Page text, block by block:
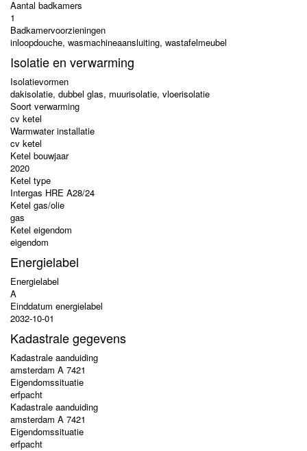
Aantal badkamers
1
Badkamervoorzieningen
inloopdouche, wasmachineaansluiting, wastafelmeubel
Isolatie en verwarming
Isolatievormen
dakisolatie, dubbel glas, muurisolatie, vloerisolatie
Soort verwarming
cv ketel
Warmwater installatie
cv ketel
Ketel bouwjaar
2020
Ketel type
Intergas HRE A28/24
Ketel gas/olie
gas
Ketel eigendom
eigendom
Energielabel
Energielabel
A
Einddatum energielabel
2032-10-01
Kadastrale gegevens
Kadastrale aanduiding
amsterdam A 7421
Eigendomssituatie
erfpacht
Kadastrale aanduiding
amsterdam A 7421
Eigendomssituatie
erfpacht